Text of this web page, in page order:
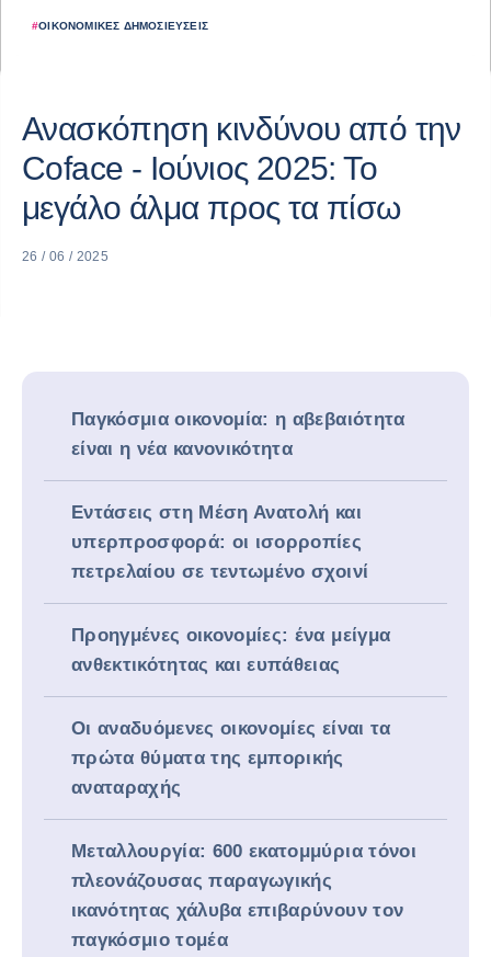
#ΟΙΚΟΝΟΜΙΚΈΣ ΔΗΜΟΣΙΕΎΣΕΙΣ
Ανασκόπηση κινδύνου από την
Coface - Ιούνιος 2025: Το
μεγάλο άλμα προς τα πίσω
26 / 06 / 2025
Παγκόσμια οικονομία: η αβεβαιότητα
είναι η νέα κανονικότητα
Εντάσεις στη Μέση Ανατολή και
υπερπροσφορά: οι ισορροπίες
πετρελαίου σε τεντωμένο σχοινί
Προηγμένες οικονομίες: ένα μείγμα
ανθεκτικότητας και ευπάθειας
Οι αναδυόμενες οικονομίες είναι τα
πρώτα θύματα της εμπορικής
αναταραχής
Μεταλλουργία: 600 εκατομμύρια τόνοι
πλεονάζουσας παραγωγικής
ικανότητας χάλυβα επιβαρύνουν τον
παγκόσμιο τομέα